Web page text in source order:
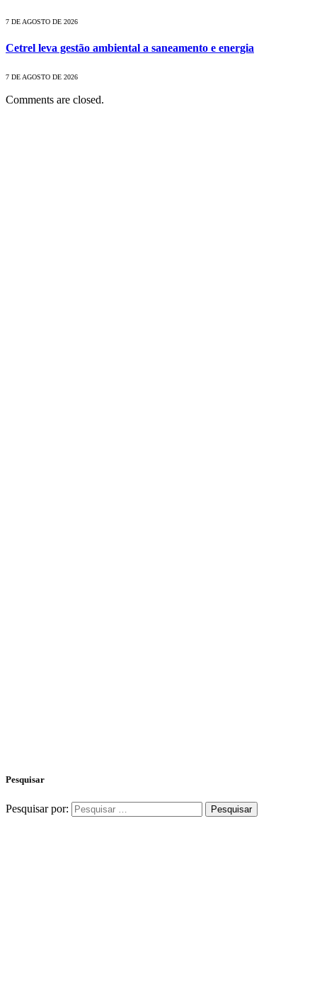
7 DE AGOSTO DE 2026
Cetrel leva gestão ambiental a saneamento e energia
7 DE AGOSTO DE 2026
Comments are closed.
Pesquisar
Pesquisar por: